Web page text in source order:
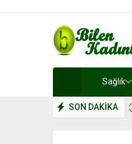
Sağlık
SON DAKİKA